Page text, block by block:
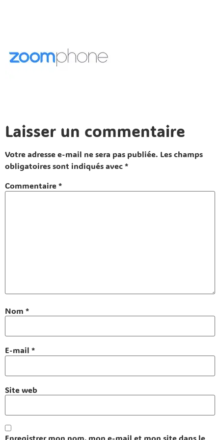
Laisser un commentaire
Votre adresse e-mail ne sera pas publiée. Les champs
obligatoires sont indiqués avec*
Commentaire*
Nom *
E-mail *
Site web